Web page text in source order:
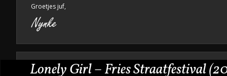
Groetjes juf,
Lonely Girl – Fries Straatfestival